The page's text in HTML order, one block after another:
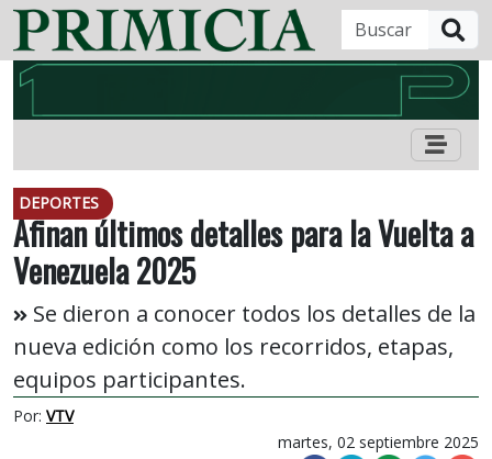
DEPORTES
Afinan últimos detalles para la Vuelta a
Venezuela 2025
Se dieron a conocer todos los detalles de la
nueva edición como los recorridos, etapas,
equipos participantes.
Por: VTV
martes, 02 septiembre 2025